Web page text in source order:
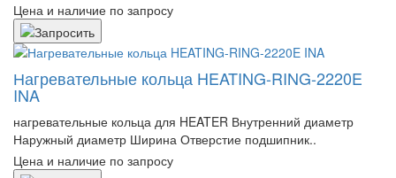
Цена и наличие по запросу
Нагревательные кольца HEATING-RING-2220E
INA
нагревательные кольца для HEATER Внутренний диаметр
Наружный диаметр Ширина Отверстие подшипник..
Цена и наличие по запросу